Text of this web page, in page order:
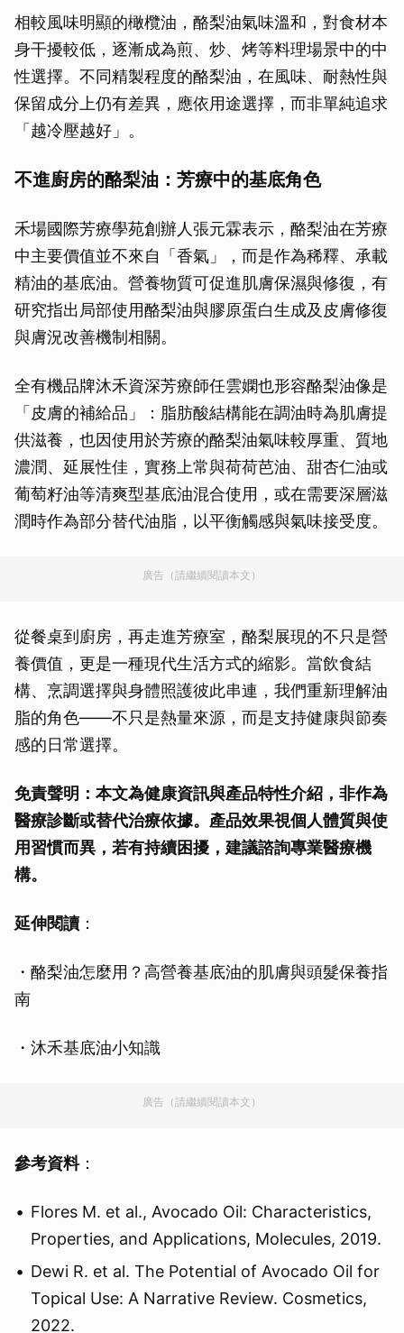
相較風味明顯的橄欖油，酪梨油氣味溫和，對食材本
身干擾較低，逐漸成為煎、炒、烤等料理場景中的中
性選擇。不同精製程度的酪梨油，在風味、耐熱性與
保留成分上仍有差異，應依用途選擇，而非單純追求
「越冷壓越好」。
不進廚房的酪梨油：芳療中的基底角色
禾場國際芳療學苑創辦人張元霖表示，酪梨油在芳療
中主要價值並不來自「香氣」，而是作為稀釋、承載
精油的基底油。營養物質可促進肌膚保濕與修復，有
研究指出局部使用酪梨油與膠原蛋白生成及皮膚修復
與膚況改善機制相關。
全有機品牌沐禾資深芳療師任雲嫻也形容酪梨油像是
「皮膚的補給品」：脂肪酸結構能在調油時為肌膚提
供滋養，也因使用於芳療的酪梨油氣味較厚重、質地
濃潤、延展性佳，實務上常與荷荷芭油、甜杏仁油或
葡萄籽油等清爽型基底油混合使用，或在需要深層滋
潤時作為部分替代油脂，以平衡觸感與氣味接受度。
廣告（請繼續閱讀本文）
從餐桌到廚房，再走進芳療室，酪梨展現的不只是營
養價值，更是一種現代生活方式的縮影。當飲食結
構、烹調選擇與身體照護彼此串連，我們重新理解油
脂的角色——不只是熱量來源，而是支持健康與節奏
感的日常選擇。
免責聲明：本文為健康資訊與產品特性介紹，非作為
醫療診斷或替代治療依據。產品效果視個人體質與使
用習慣而異，若有持續困擾，建議諮詢專業醫療機
構。
延伸閱讀：
・酪梨油怎麼用？高營養基底油的肌膚與頭髮保養指
南
・沐禾基底油小知識
廣告（請繼續閱讀本文）
參考資料：
Flores M. et al., Avocado Oil: Characteristics,
Properties, and Applications, Molecules, 2019.
Dewi R. et al. The Potential of Avocado Oil for
Topical Use: A Narrative Review. Cosmetics,
2022.